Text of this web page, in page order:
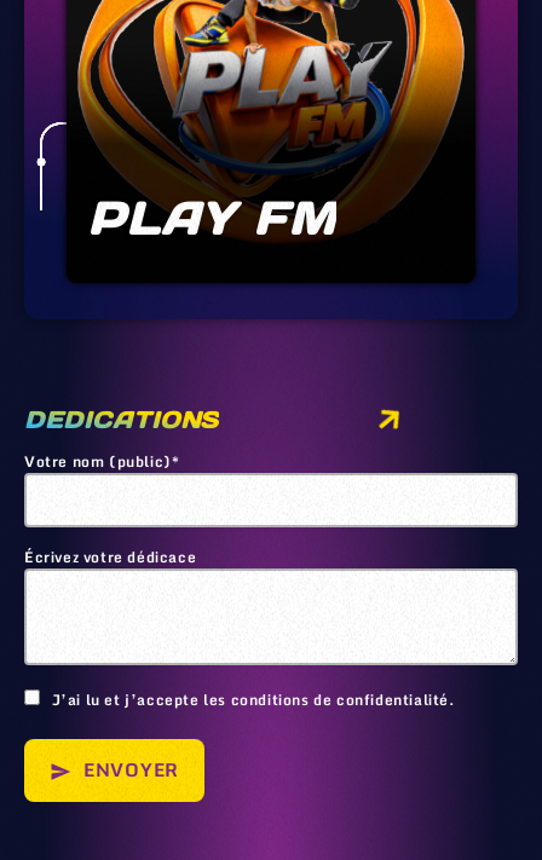
PLAY FM
DEDICATIONS
Votre nom (public)*
Écrivez votre dédicace
J’ai lu et j’accepte les conditions de confidentialité.
send ENVOYER